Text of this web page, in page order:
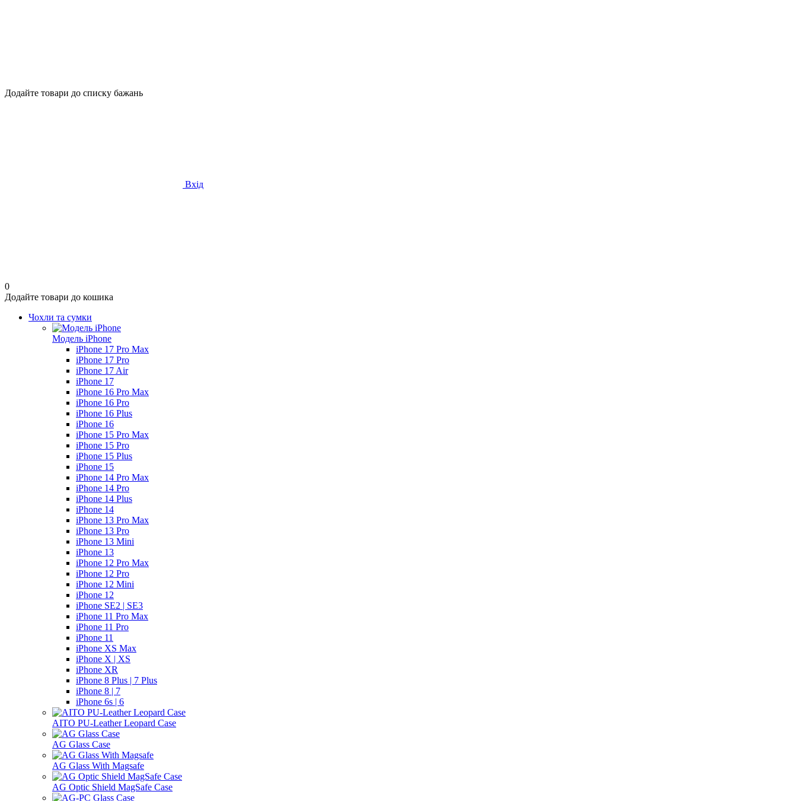
Додайте товари до списку бажань
Вхід
0
Додайте товари до кошика
Чохли та сумки
Модель iPhone
iPhone 17 Pro Max
iPhone 17 Pro
iPhone 17 Air
iPhone 17
iPhone 16 Pro Max
iPhone 16 Pro
iPhone 16 Plus
iPhone 16
iPhone 15 Pro Max
iPhone 15 Pro
iPhone 15 Plus
iPhone 15
iPhone 14 Pro Max
iPhone 14 Pro
iPhone 14 Plus
iPhone 14
iPhone 13 Pro Max
iPhone 13 Pro
iPhone 13 Mini
iPhone 13
iPhone 12 Pro Max
iPhone 12 Pro
iPhone 12 Mini
iPhone 12
iPhone SE2 | SE3
iPhone 11 Pro Max
iPhone 11 Pro
iPhone 11
iPhone XS Max
iPhone X | XS
iPhone XR
iPhone 8 Plus | 7 Plus
iPhone 8 | 7
iPhone 6s | 6
AITO PU-Leather Leopard Case
AG Glass Case
AG Glass With Magsafe
AG Optic Shield MagSafe Case